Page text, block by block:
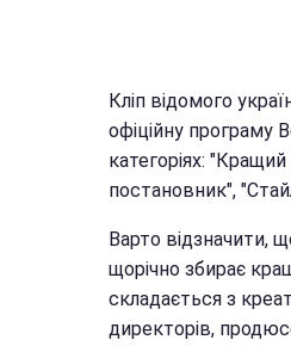
Кліп відомого
офіційну програму
категоріях:
постановник",
Варто відзначити,
щорічно збирає
складається з
директорів,